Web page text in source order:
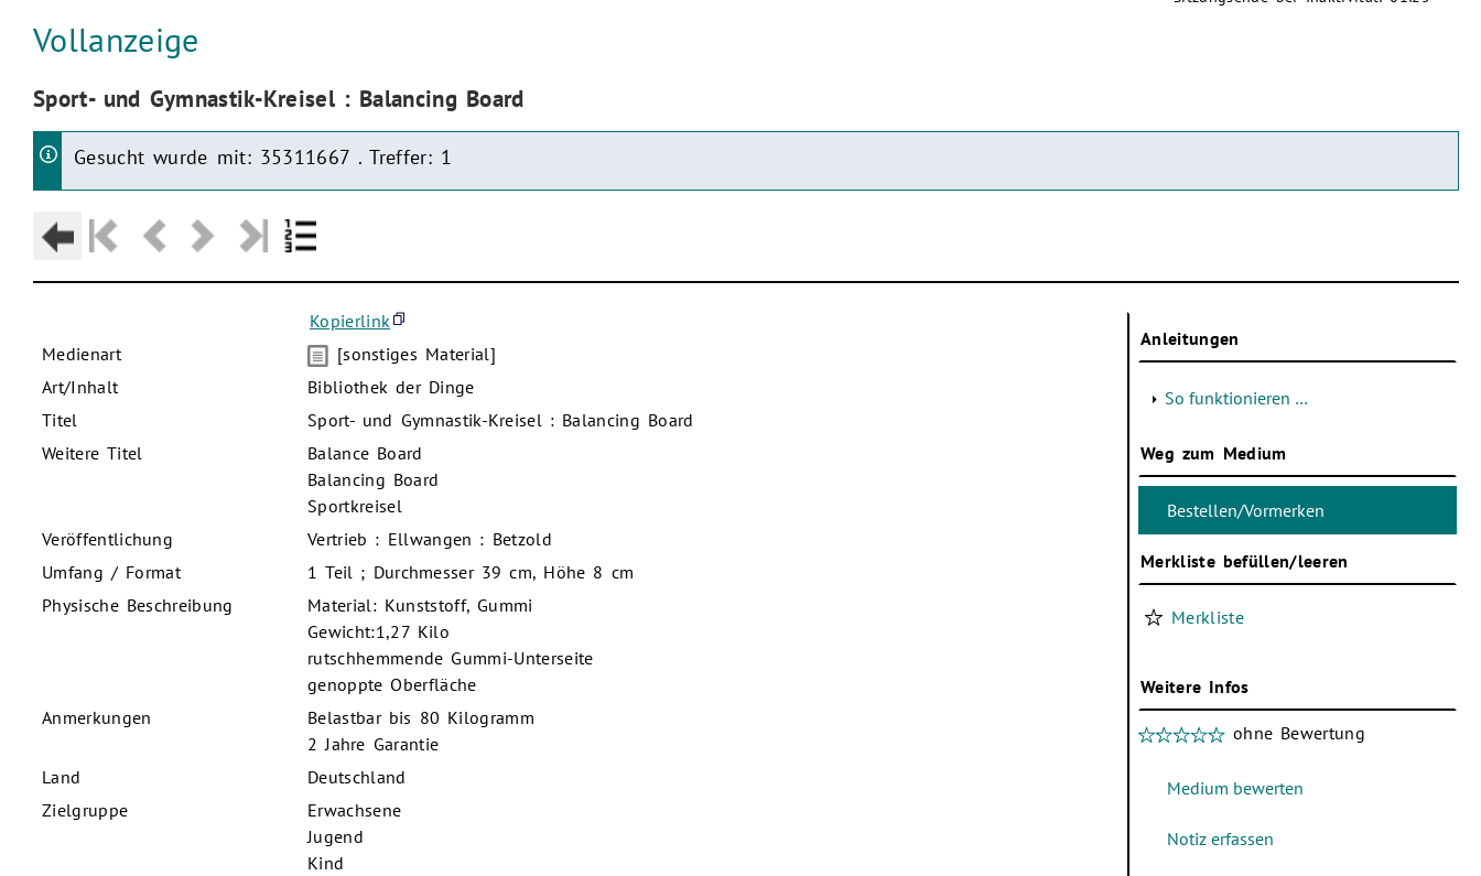
Aktuelle Seite:
Vollanzeige
Aktuelle Seite:
Sport- und Gymnastik-Kreisel : Balancing Board
Gesucht wurde mit: 35311667 . Treffer: 1
Kopierlink
Medienart
[sonstiges Material]
Art/Inhalt
Bibliothek der Dinge
Titel
Sport- und Gymnastik-Kreisel : Balancing Board
Weitere Titel
Balance Board
Balancing Board
Sportkreisel
Veröffentlichung
Vertrieb : Ellwangen : Betzold
Umfang / Format
1 Teil ; Durchmesser 39 cm, Höhe 8 cm
Physische Beschreibung
Material: Kunststoff, Gummi
Gewicht:1,27 Kilo
rutschhemmende Gummi-Unterseite
genoppte Oberfläche
Anmerkungen
Belastbar bis 80 Kilogramm
2 Jahre Garantie
Land
Deutschland
Zielgruppe
Erwachsene
Jugend
Kind
Anleitungen
So funktionieren …
Weg zum Medium
Merkliste befüllen/leeren
Merkliste
Weitere Infos
ohne Bewertung